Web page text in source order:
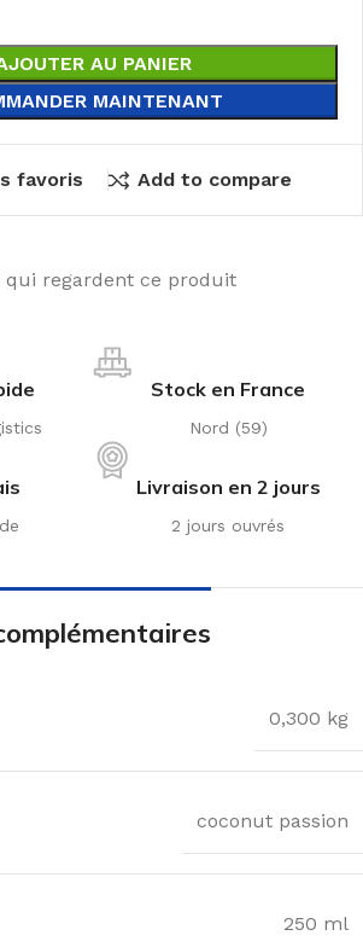
AU PANIER
MAINTENANT
favoris Add to compare
qui regardent ce produit
Stock en France
Nord (59)
Livraison en 2 jours
2 jours ouvrés
0,300 kg
coconut passion
250 ml